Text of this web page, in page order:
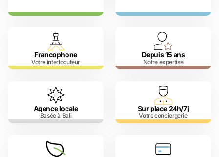
Francophone
Votre interlocuteur
Depuis 15 ans
Notre expertise
Agence locale
Basée à Bali
Sur place 24h/7j
Votre conciergerie